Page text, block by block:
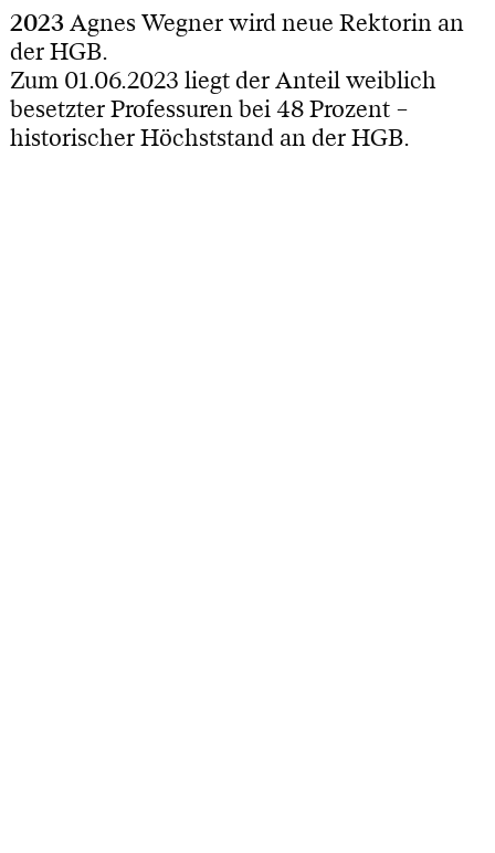
2023Agnes Wegner wird neue Rektorin an
der HGB.
Zum 01.06.2023 liegt der Anteil weiblich
besetzter Professuren bei 48 Prozent –
historischer Höchststand an der HGB.